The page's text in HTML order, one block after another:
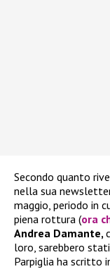
Secondo quanto
nella sua
maggio, periodo in
piena rottura (ora
Andrea Damante,
loro, sarebbero
Parpiglia ha scritto